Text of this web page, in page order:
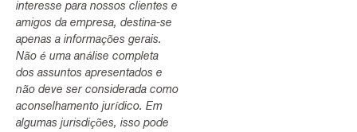
interesse para nossos clientes e
amigos da empresa, destina-se
apenas a informações gerais.
Não é uma análise completa
dos assuntos apresentados e
não deve ser considerada como
aconselhamento jurídico. Em
algumas jurisdições, isso pode